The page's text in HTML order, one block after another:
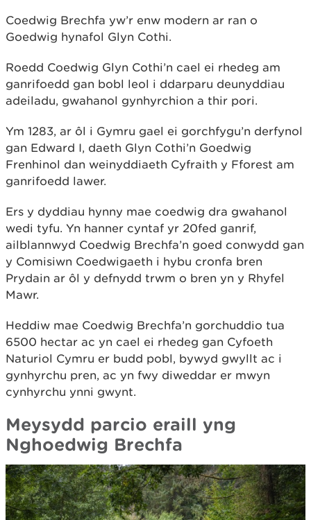
Coedwig Brechfa yw’r enw modern ar ran o
Goedwig hynafol Glyn Cothi.
Roedd Coedwig Glyn Cothi’n cael ei rhedeg am
ganrifoedd gan bobl leol i ddarparu deunyddiau
adeiladu, gwahanol gynhyrchion a thir pori.
Ym 1283, ar ôl i Gymru gael ei gorchfygu’n derfynol
gan Edward I, daeth Glyn Cothi’n Goedwig
Frenhinol dan weinyddiaeth Cyfraith y Fforest am
ganrifoedd lawer.
Ers y dyddiau hynny mae coedwig dra gwahanol
wedi tyfu. Yn hanner cyntaf yr 20fed ganrif,
ailblannwyd Coedwig Brechfa’n goed conwydd gan
y Comisiwn Coedwigaeth i hybu cronfa bren
Prydain ar ôl y defnydd trwm o bren yn y Rhyfel
Mawr.
Heddiw mae Coedwig Brechfa’n gorchuddio tua
6500 hectar ac yn cael ei rhedeg gan Cyfoeth
Naturiol Cymru er budd pobl, bywyd gwyllt ac i
gynhyrchu pren, ac yn fwy diweddar er mwyn
cynhyrchu ynni gwynt.
Meysydd parcio eraill yng
Nghoedwig Brechfa